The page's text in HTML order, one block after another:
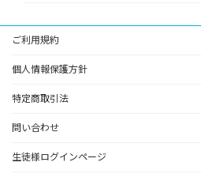
ご利用規約
個人情報保護方針
特定商取引法
問い合わせ
生徒様ログインページ